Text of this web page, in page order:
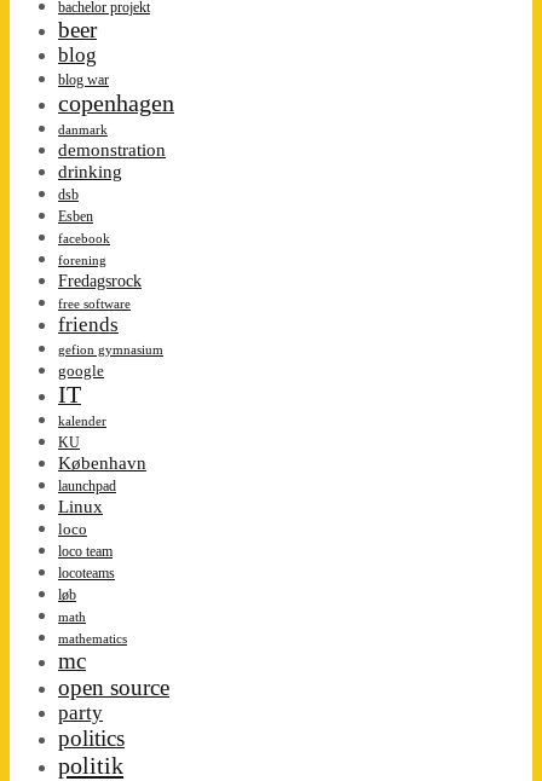
bachelor projekt
beer
blog
blog war
copenhagen
danmark
demonstration
drinking
dsb
Esben
facebook
forening
Fredagsrock
free software
friends
gefion gymnasium
google
IT
kalender
KU
København
launchpad
Linux
loco
loco team
locoteams
løb
math
mathematics
mc
open source
party
politics
politik